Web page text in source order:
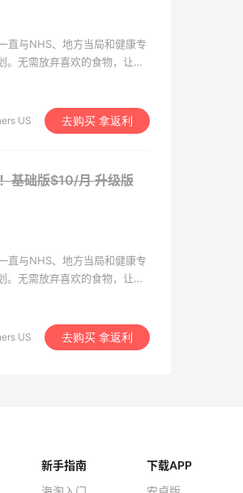
直与NHS、地方当局和健康专
。无需放弃喜欢的食物，让您
US 去购买 拿返利
基础版$10/月升级版
直与NHS、地方当局和健康专
。无需放弃喜欢的食物，让您
US 去购买 拿返利
新手指南
下载APP